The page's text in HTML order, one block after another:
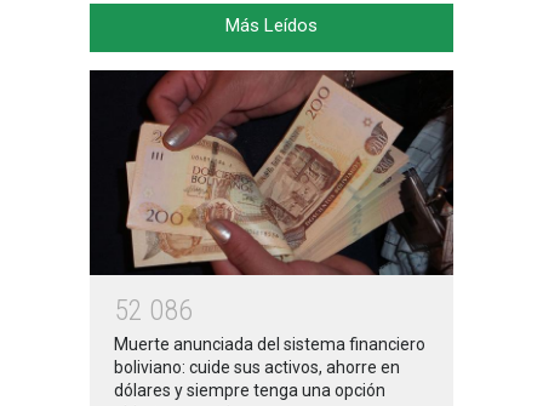
Más Leídos
52 086
Muerte anunciada del sistema financiero
boliviano: cuide sus activos, ahorre en
dólares y siempre tenga una opción